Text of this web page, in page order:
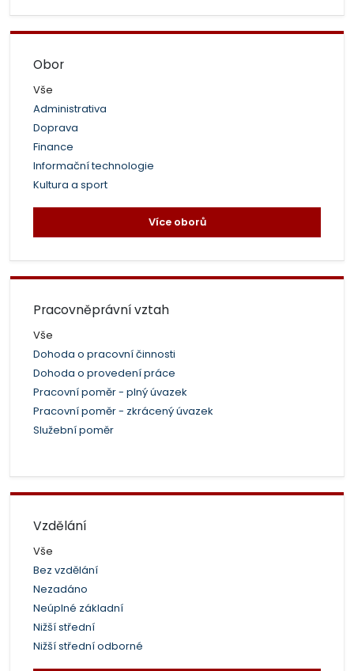
Obor
Vše
Administrativa
Doprava
Finance
Informační technologie
Kultura a sport
Více oborů
Pracovněprávní vztah
Vše
Dohoda o pracovní činnosti
Dohoda o provedení práce
Pracovní poměr - plný úvazek
Pracovní poměr - zkrácený úvazek
Služební poměr
Vzdělání
Vše
Bez vzdělání
Nezadáno
Neúplné základní
Nižší střední
Nižší střední odborné